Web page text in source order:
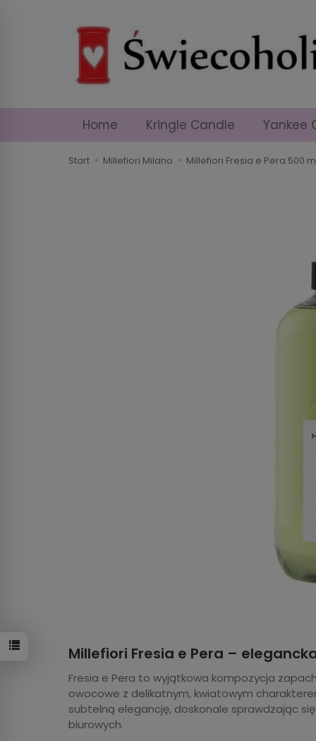
Home Kringle Candle Yankee
Start Millefiori Milano Millefiori Fresia e Pera 500
Millefiori Fresia e Pera –
Fresia e Pera to wyjątkowa kompozycja
owocowe z delikatnym, kwiatowym
subtelną elegancję, doskonale sprawdzając
biurowych.